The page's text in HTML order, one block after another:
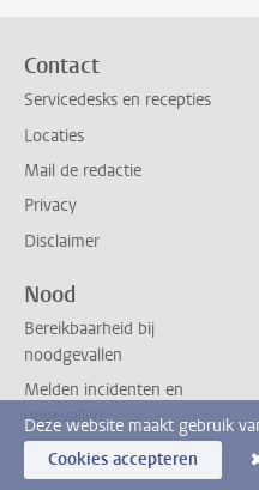
Contact
Servicedesks en recepties
Locaties
Mail de redactie
Privacy
Disclaimer
Nood
Bereikbaarheid bij
noodgevallen
Melden incidenten en
ongevallen
Deze website maakt gebruik
Cookies accepteren